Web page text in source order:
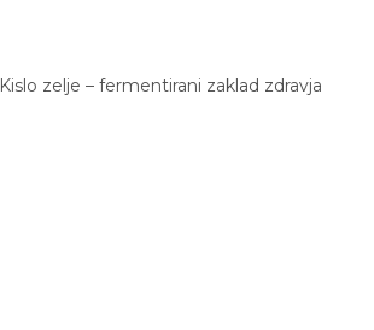
Kislo zelje – fermentirani zaklad zdravja